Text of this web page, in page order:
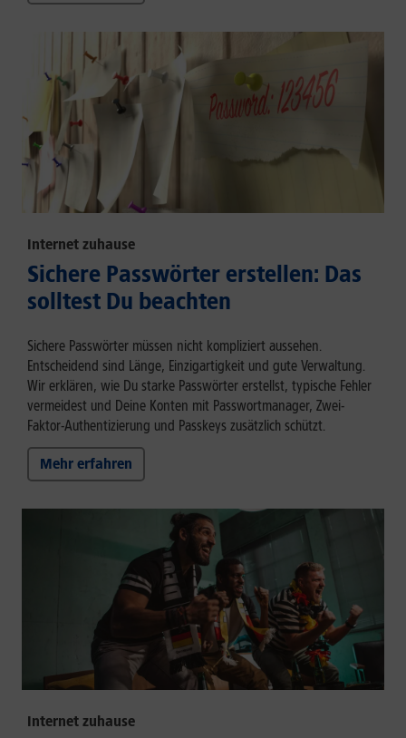
Internet zuhause
Sichere Passwörter erstellen: Das
solltest Du beachten
Sichere Passwörter müssen nicht kompliziert aussehen.
Entscheidend sind Länge, Einzigartigkeit und gute Verwaltung.
Wir erklären, wie Du starke Passwörter erstellst, typische Fehler
vermeidest und Deine Konten mit Passwortmanager, Zwei-
Faktor-Authentizierung und Passkeys zusätzlich schützt.
Mehr erfahren
Internet zuhause